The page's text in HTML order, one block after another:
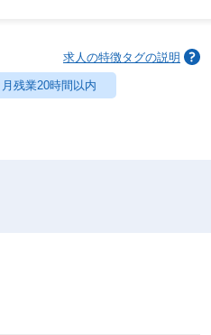
求人の特徴タグの説明
月残業20時間以内